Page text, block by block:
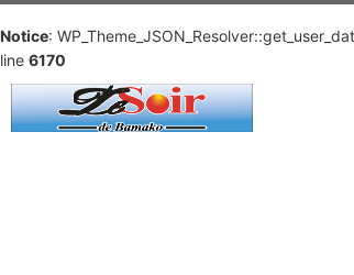
Notice:
line 6170